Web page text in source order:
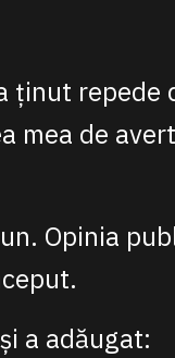
ținut repede
mea de
Opinia
a adăugat: